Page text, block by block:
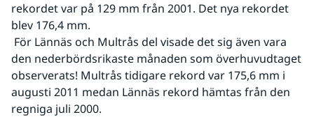
rekordet var på 129 mm från 2001. Det nya rekordet
blev 176,4 mm.
den nederbördsrikaste månaden som överhuvudtaget
observerats! Multrås tidigare rekord var 175,6 mm i
augusti 2011 medan Lännäs rekord hämtas från den
regniga juli 2000.